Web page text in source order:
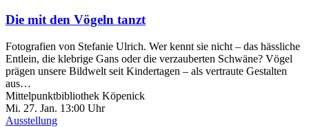
Die mit den Vögeln tanzt
Fotografien von Stefanie Ulrich. Wer kennt sie nicht – das hässliche
Entlein, die klebrige Gans oder die verzauberten Schwäne? Vögel
prägen unsere Bildwelt seit Kindertagen – als vertraute Gestalten
aus…
Mittelpunktbibliothek Köpenick
Mi. 27. Jan. 13:00 Uhr
Ausstellung